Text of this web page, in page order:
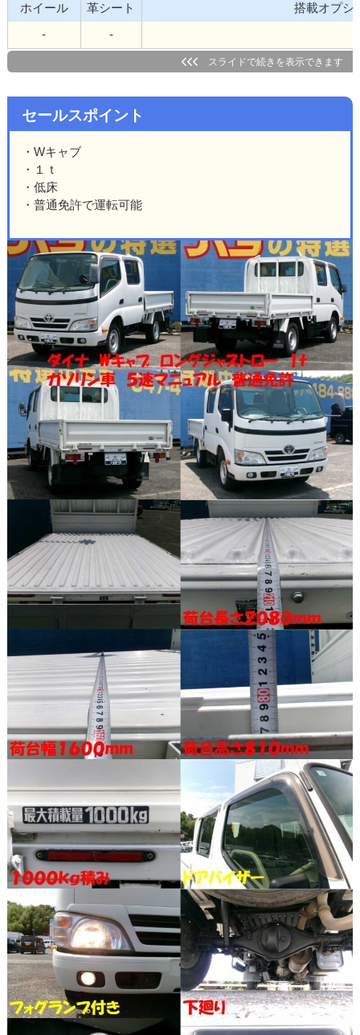
ホイール 革シート 搭載オ
- -
セールスポイント
・Wキャブ
・１ｔ
・低床
・普通免許で運転可能